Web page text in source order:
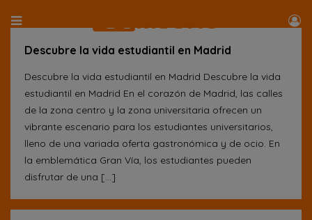
Descubre la vida estudiantil en Madrid
Descubre la vida estudiantil en Madrid Descubre la vida
estudiantil en Madrid En el corazón de Madrid, las calles
de la zona centro y la zona universitaria ofrecen un
vibrante escenario para los estudiantes universitarios,
lleno de una variada oferta gastronómica y de ocio. En
la emblemática Gran Vía, los estudiantes pueden
disfrutar de una […]